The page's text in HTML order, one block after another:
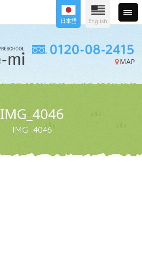
MAP
日本語 English
IMG_4046
IMG_4046